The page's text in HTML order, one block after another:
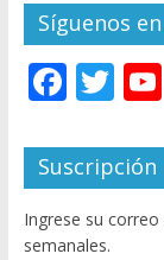
Síguenos
F
e
b
o
T
itt
er
Y
Suscripción
Ingrese su
semanales.